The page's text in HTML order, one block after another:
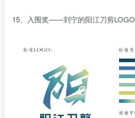
15、入围奖——刘宁的阳江刀剪LOGO